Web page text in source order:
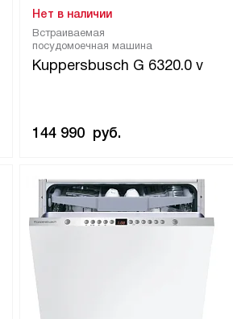
Встраиваемая
посудомоечная машина
Kuppersbusch G 6320.0 v
Нет в наличии
144 990 руб.